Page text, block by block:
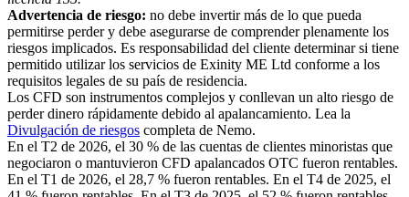
Advertencia de riesgo: no debe invertir más de lo que pueda
permitirse perder y debe asegurarse de comprender plenamente los
riesgos implicados. Es responsabilidad del cliente determinar si tiene
permitido utilizar los servicios de Exinity ME Ltd conforme a los
requisitos legales de su país de residencia.
Los CFD son instrumentos complejos y conllevan un alto riesgo de
perder dinero rápidamente debido al apalancamiento. Lea la
Divulgación de riesgos completa de Nemo.
En el T2 de 2026, el 30 % de las cuentas de clientes minoristas que
negociaron o mantuvieron CFD apalancados OTC fueron rentables.
En el T1 de 2026, el 28,7 % fueron rentables. En el T4 de 2025, el